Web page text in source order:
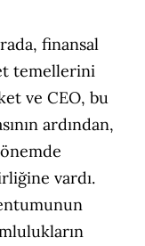
finansal
temellerini
ve CEO, bu
ardından,
vardı.